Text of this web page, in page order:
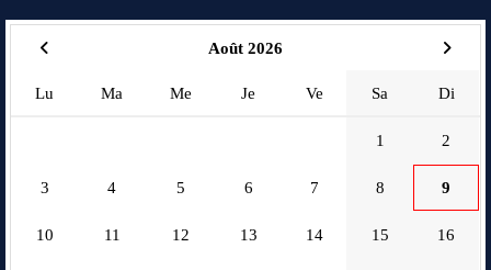
Août 2026
Lu Ma Me Je Ve Sa Di
1 2
3 4 5 6 7 8 9
10 11 12 13 14 15 16